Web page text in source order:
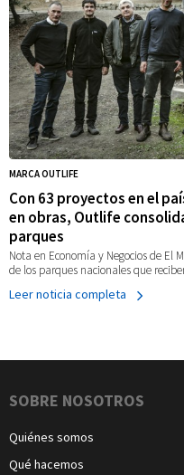
MARCA OUTLIFE
Con 63 proyectos en el
en obras, Outlife
parques
Nota en Economía y Negocios de El
de los parques nacionales que
Leer noticia completa
Navegación
SOBRE NOSOTROS
Quiénes somos
Qué hacemos